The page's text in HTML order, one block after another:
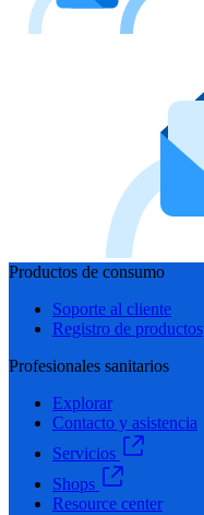
Productos de consumo
Soporte al cliente
Registro de productos
Profesionales sanitarios
Explorar
Contacto y asistencia
Servicios
Shops
Resource center